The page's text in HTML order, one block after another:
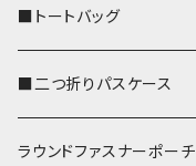
■トートバッグ
■二つ折りパスケース
ラウンドファスナーポーチ